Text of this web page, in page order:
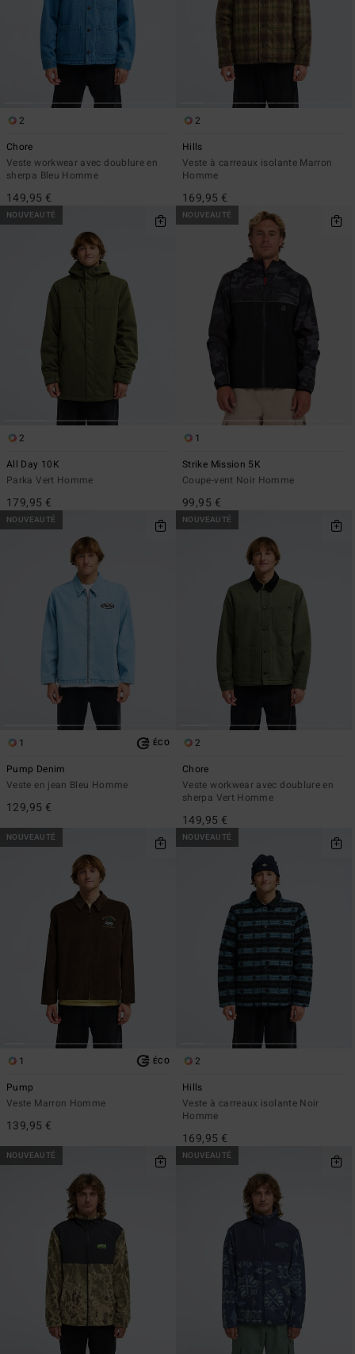
2
Chore
Veste workwear avec doublure en
sherpa Bleu Homme
149,95 €
2
Hills
Veste à carreaux isolante Marron
Homme
169,95 €
NOUVEAUTÉ
2
All Day 10K
Parka Vert Homme
179,95 €
NOUVEAUTÉ
1
Strike Mission 5K
Coupe-vent Noir Homme
99,95 €
NOUVEAUTÉ
1 ÉCO
Pump Denim
Veste en jean Bleu Homme
129,95 €
NOUVEAUTÉ
2
Chore
Veste workwear avec doublure en
sherpa Vert Homme
149,95 €
NOUVEAUTÉ
1 ÉCO
Pump
Veste Marron Homme
139,95 €
NOUVEAUTÉ
2
Hills
Veste à carreaux isolante Noir
Homme
169,95 €
NOUVEAUTÉ NOUVEAUTÉ